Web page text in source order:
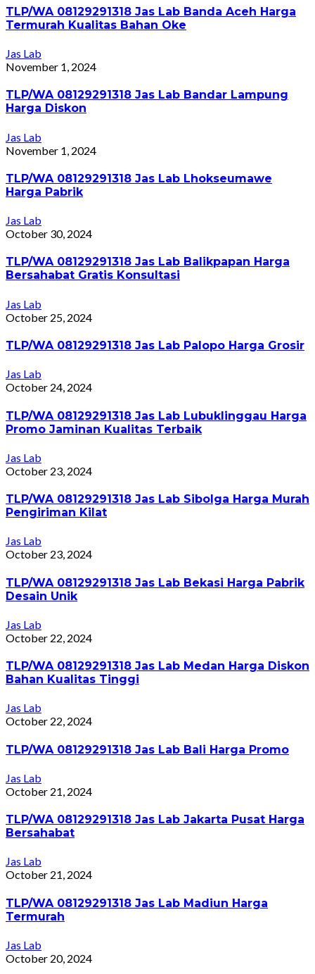
TLP/WA 08129291318 Jas Lab Banda Aceh Harga
Termurah Kualitas Bahan Oke
Jas Lab
November 1, 2024
TLP/WA 08129291318 Jas Lab Bandar Lampung
Harga Diskon
Jas Lab
November 1, 2024
TLP/WA 08129291318 Jas Lab Lhokseumawe
Harga Pabrik
Jas Lab
October 30, 2024
TLP/WA 08129291318 Jas Lab Balikpapan Harga
Bersahabat Gratis Konsultasi
Jas Lab
October 25, 2024
TLP/WA 08129291318 Jas Lab Palopo Harga Grosir
Jas Lab
October 24, 2024
TLP/WA 08129291318 Jas Lab Lubuklinggau Harga
Promo Jaminan Kualitas Terbaik
Jas Lab
October 23, 2024
TLP/WA 08129291318 Jas Lab Sibolga Harga Murah
Pengiriman Kilat
Jas Lab
October 23, 2024
TLP/WA 08129291318 Jas Lab Bekasi Harga Pabrik
Desain Unik
Jas Lab
October 22, 2024
TLP/WA 08129291318 Jas Lab Medan Harga Diskon
Bahan Kualitas Tinggi
Jas Lab
October 22, 2024
TLP/WA 08129291318 Jas Lab Bali Harga Promo
Jas Lab
October 21, 2024
TLP/WA 08129291318 Jas Lab Jakarta Pusat Harga
Bersahabat
Jas Lab
October 21, 2024
TLP/WA 08129291318 Jas Lab Madiun Harga
Termurah
Jas Lab
October 20, 2024